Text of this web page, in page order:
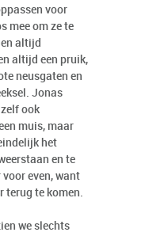
voor
mee om ze te
altijd
altijd een pruik,
neusgaten en
Jonas
ook
muis, maar
het
en te
even, want
terug te komen.
we slechts